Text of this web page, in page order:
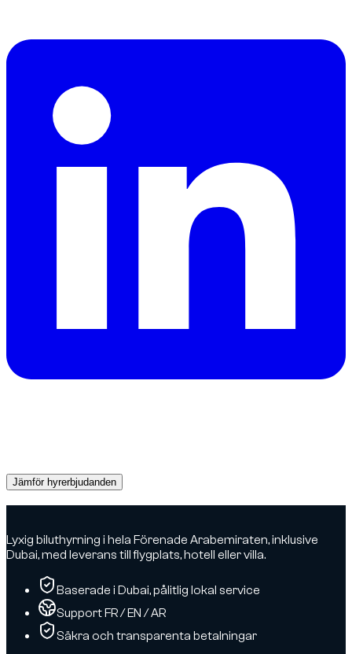
Jämför hyrerbjudanden
Lyxig biluthyrning i hela Förenade Arabemiraten, inklusive
Dubai, med leverans till flygplats, hotell eller villa.
Baserade i Dubai, pålitlig lokal service
Support FR / EN / AR
Säkra och transparenta betalningar